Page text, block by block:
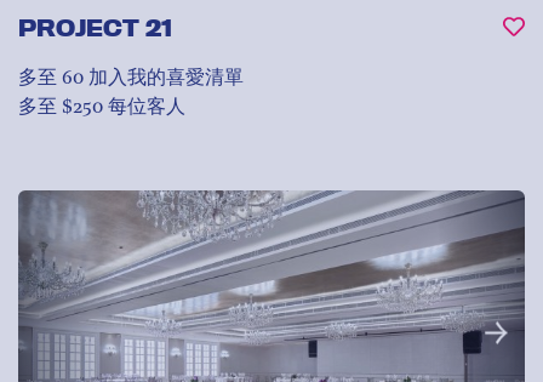
PROJECT 21
多至 60 加入我的喜愛清單
多至 $250 每位客人